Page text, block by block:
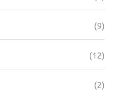
(9)
(12)
(2)